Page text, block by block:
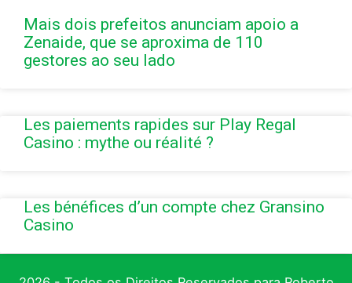
Mais dois prefeitos anunciam apoio a
Zenaide, que se aproxima de 110
gestores ao seu lado
Les paiements rapides sur Play Regal
Casino : mythe ou réalité ?
Les bénéfices d’un compte chez Gransino
Casino